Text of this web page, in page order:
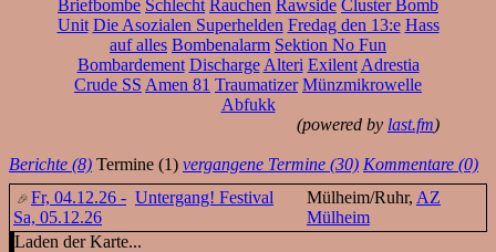
Briefbombe Schlecht Rauchen Rawside Cluster Bomb
Unit Die Asozialen Superhelden Fredag den 13:e Hass
auf alles Bombenalarm Sektion No Fun
Bombardement Discharge Alteri Exilent Adrestia
Crude SS Amen 81 Traumatizer Münzmikrowelle
Abfukk
(powered by last.fm)
Berichte (8) Termine (1) vergangene Termine (30) Kommentare (0)
Fr, 04.12.26 -
Sa, 05.12.26
Untergang! Festival Mülheim/Ruhr, AZ
Mülheim
Laden der Karte...